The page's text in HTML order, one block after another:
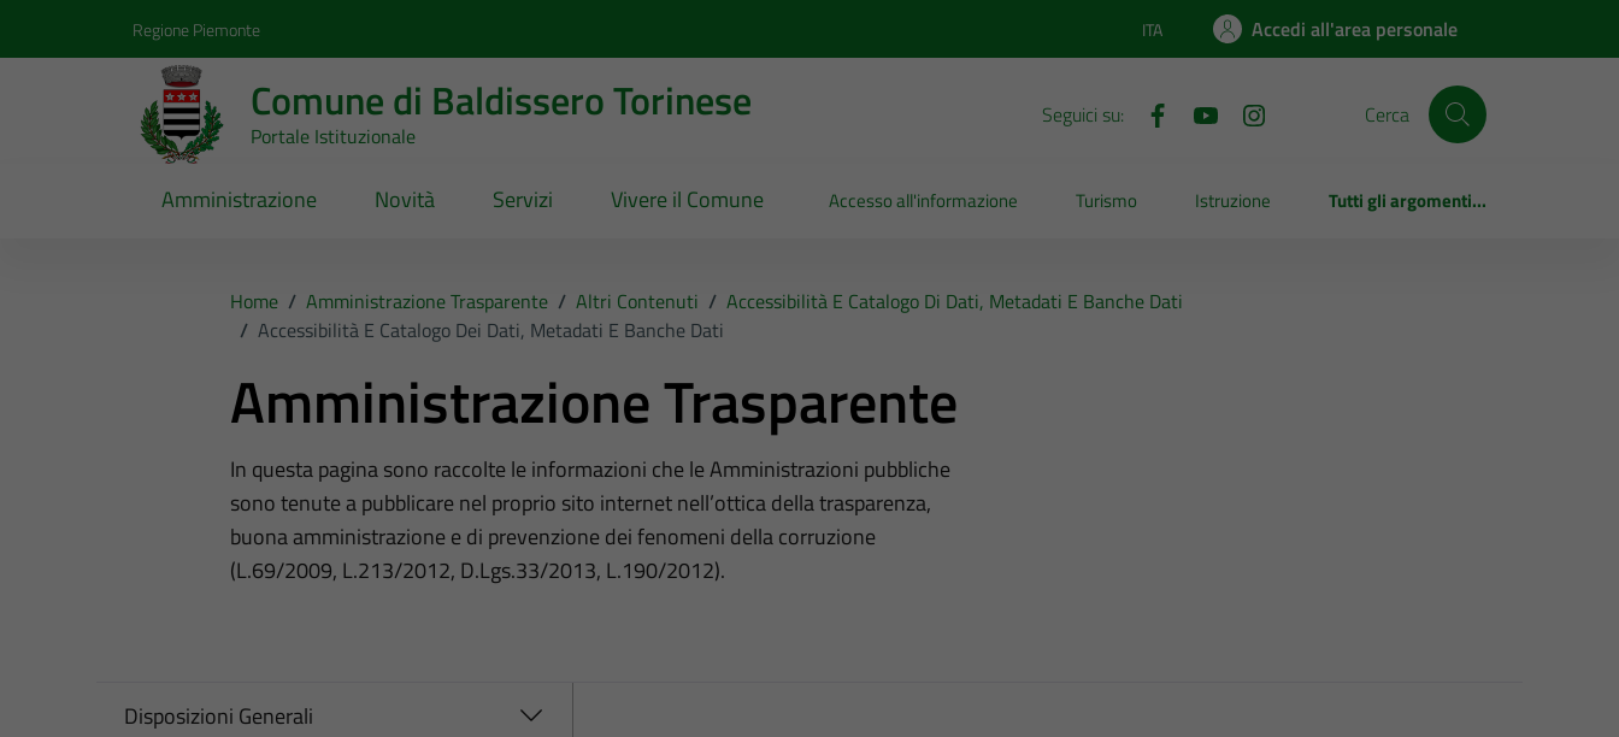
Regione Piemonte Lingua attiva:
ITA Accedi all'area personale
Comune di Baldissero Torinese
Portale Istituzionale
Seguici su: Cerca
Amministrazione Novità Servizi Vivere il Comune Accesso all'informazione Turismo Istruzione Tutti gli argomenti...
Home / Amministrazione Trasparente / Altri Contenuti / Accessibilità E Catalogo Di Dati, Metadati E Banche Dati
/ Accessibilità E Catalogo Dei Dati, Metadati E Banche Dati
Amministrazione Trasparente
In questa pagina sono raccolte le informazioni che le Amministrazioni pubbliche
sono tenute a pubblicare nel proprio sito internet nell’ottica della trasparenza,
buona amministrazione e di prevenzione dei fenomeni della corruzione
(L.69/2009, L.213/2012, D.Lgs.33/2013, L.190/2012).
Disposizioni Generali